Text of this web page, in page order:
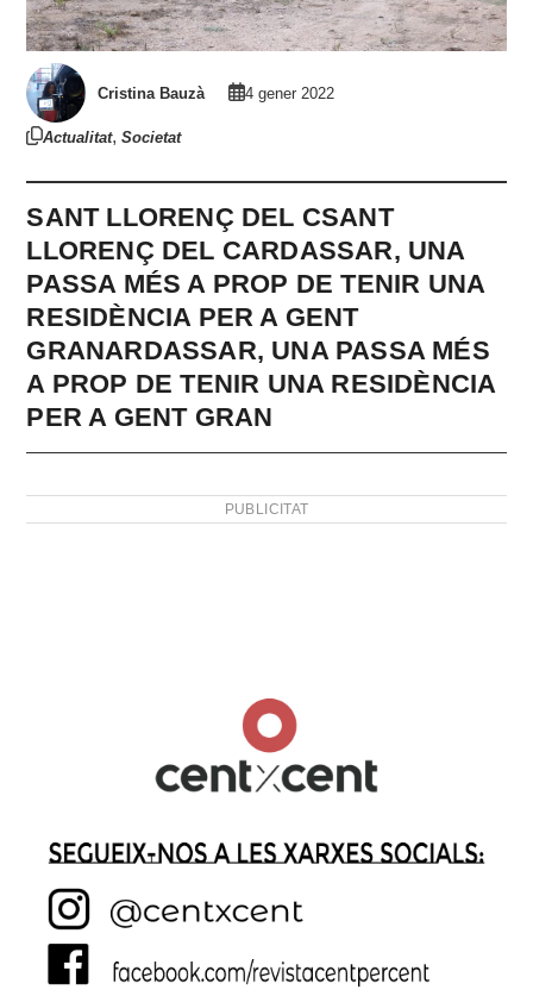
Cristina Bauzà 4 gener 2022
Actualitat,Societat
SANT LLORENÇ DEL CSANT
LLORENÇ DEL CARDASSAR, UNA
PASSA MÉS A PROP DE TENIR UNA
RESIDÈNCIA PER A GENT
GRANARDASSAR, UNA PASSA MÉS
A PROP DE TENIR UNA RESIDÈNCIA
PER A GENT GRAN
PUBLICITAT